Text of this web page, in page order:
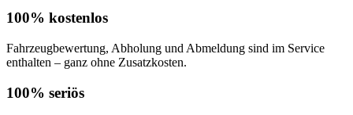
100% kostenlos
Fahrzeugbewertung, Abholung und Abmeldung sind im Service
enthalten – ganz ohne Zusatzkosten.
100% seriös